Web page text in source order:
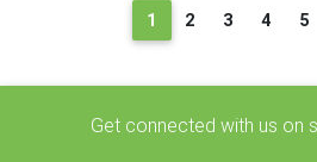
1 (текущая)
2 3 4 5
Get connected with us on